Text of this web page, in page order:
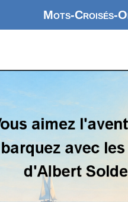
Mots-Croisés-